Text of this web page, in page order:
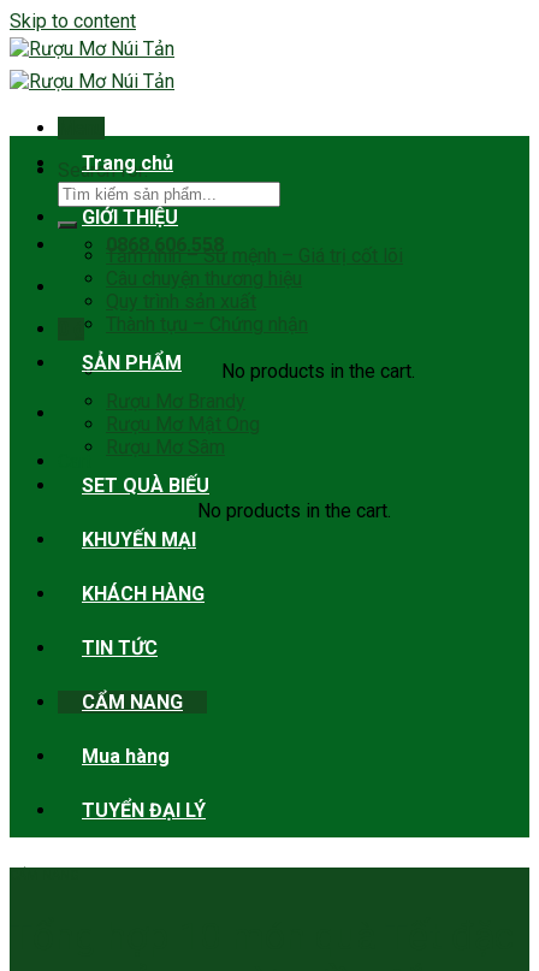
Skip to content
Search for:
0868.606.558
No products in the cart.
No products in the cart.
Trang chủ
GIỚI THIỆU
Tầm nhìn – Sứ mệnh – Giá trị cốt lõi
Câu chuyện thương hiệu
Quy trình sản xuất
Thành tựu – Chứng nhận
SẢN PHẨM
Rượu Mơ Brandy
Rượu Mơ Mật Ong
Rượu Mơ Sâm
SET QUÀ BIẾU
KHUYẾN MẠI
KHÁCH HÀNG
TIN TỨC
CẨM NANG
Mua hàng
TUYỂN ĐẠI LÝ